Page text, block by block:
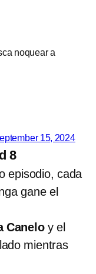
noquear a
15, 2024
8
episodio, cada
gane el
Caneloy el
mientras